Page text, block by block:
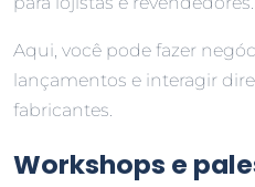
Aqui, você pode fazer
lançamentos e interagir
fabricantes.
Workshops e